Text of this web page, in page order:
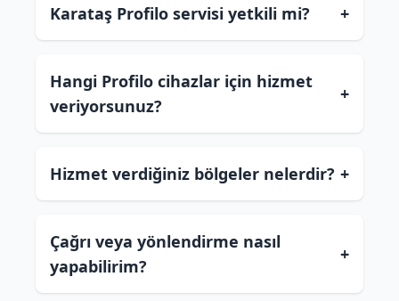
Karataş Profilo servisi yetkili mi? +
Hangi Profilo cihazlar için hizmet
veriyorsunuz?
+
Hizmet verdiğiniz bölgeler nelerdir? +
Çağrı veya yönlendirme nasıl
yapabilirim?
+